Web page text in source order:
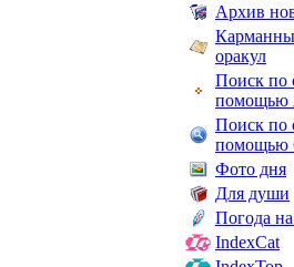
Архив
оракул
Поиск по
помощью
Поиск по
помощью
Фото дня
Для души
Погода
IndexCat